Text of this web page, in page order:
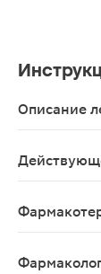
Описание